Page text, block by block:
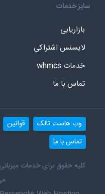
سایز خدمات
بازاریابی
لایسنس اشتراکی
خدمات whmcs
تماس با ما
وب هاست تالک قوانین
تماس با ما
کلیه حقوق برای خدمات